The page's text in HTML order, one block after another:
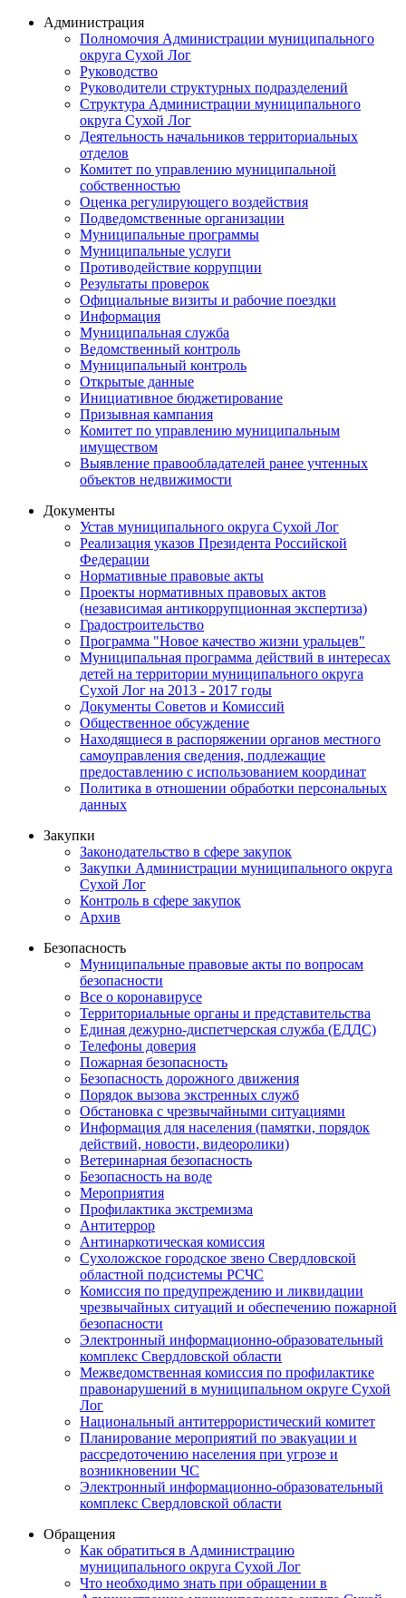
Администрация
Полномочия Администрации муниципального
округа Сухой Лог
Руководство
Руководители структурных подразделений
Структура Администрации муниципального
округа Сухой Лог
Деятельность начальников территориальных
отделов
Комитет по управлению муниципальной
собственностью
Оценка регулирующего воздействия
Подведомственные организации
Муниципальные программы
Муниципальные услуги
Противодействие коррупции
Результаты проверок
Официальные визиты и рабочие поездки
Информация
Муниципальная служба
Ведомственный контроль
Муниципальный контроль
Открытые данные
Инициативное бюджетирование
Призывная кампания
Комитет по управлению муниципальным
имуществом
Выявление правообладателей ранее учтенных
объектов недвижимости
Документы
Устав муниципального округа Сухой Лог
Реализация указов Президента Российской
Федерации
Нормативные правовые акты
Проекты нормативных правовых актов
(независимая антикоррупционная экспертиза)
Градостроительство
Программа "Новое качество жизни уральцев"
Муниципальная программа действий в интересах
детей на территории муниципального округа
Сухой Лог на 2013 - 2017 годы
Документы Советов и Комиссий
Общественное обсуждение
Находящиеся в распоряжении органов местного
самоуправления сведения, подлежащие
предоставлению с использованием координат
Политика в отношении обработки персональных
данных
Закупки
Законодательство в сфере закупок
Закупки Администрации муниципального округа
Сухой Лог
Контроль в сфере закупок
Архив
Безопасность
Муниципальные правовые акты по вопросам
безопасности
Все о коронавирусе
Территориальные органы и представительства
Единая дежурно-диспетчерская служба (ЕДДС)
Телефоны доверия
Пожарная безопасность
Безопасность дорожного движения
Порядок вызова экстренных служб
Обстановка с чрезвычайными ситуациями
Информация для населения (памятки, порядок
действий, новости, видеоролики)
Ветеринарная безопасность
Безопасность на воде
Мероприятия
Профилактика экстремизма
Антитеррор
Антинаркотическая комиссия
Сухоложское городское звено Свердловской
областной подсистемы РСЧС
Комиссия по предупреждению и ликвидации
чрезвычайных ситуаций и обеспечению пожарной
безопасности
Электронный информационно-образовательный
комплекс Cвердловской области
Межведомственная комиссия по профилактике
правонарушений в муниципальном округе Сухой
Лог
Национальный антитеррористический комитет
Планирование мероприятий по эвакуации и
рассредоточению населения при угрозе и
возникновении ЧС
Электронный информационно-образовательный
комплекс Свердловской области
Обращения
Как обратиться в Администрацию
муниципального округа Сухой Лог
Что необходимо знать при обращении в